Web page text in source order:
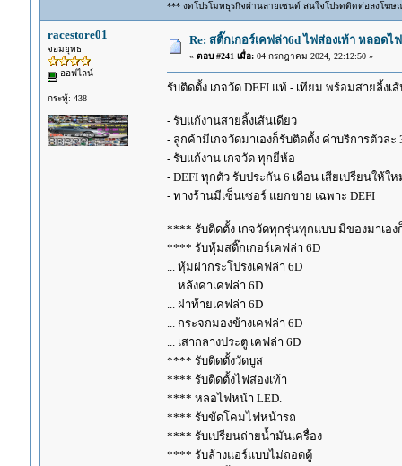
*** งดโปรโมทธุรกิจผ่านลายเซนต์ สนใจโปรดติดต่อลงโฆษ
racestore01
จอมยุทธ
ออฟไลน์
กระทู้: 438
Re: สติ๊กเกอร์เคฟล่า6d ไฟส่องเท้า หลอด
« ตอบ #241 เมื่อ:04 กรกฎาคม 2024, 22:12:50 »
รับติดตั้ง เกจวัด DEFI แท้ - เทียม พร้อมสายลิ้งเ
- รับแก้งานสายลิ้งเส้นเดียว
- ลูกค้ามีเกจวัดมาเองก็รับติดตั้ง ค่าบริการตัวล่
- รับแก้งาน เกจวัด ทุกยี่ห้อ
- DEFI ทุกตัว รับประกัน 6 เดือน เสียเปรียนให้ให
- ทางร้านมีเซ็นเซอร์ แยกขาย เฉพาะ DEFI
**** รับติดตั้ง เกจวัดทุกรุ่นทุกแบบ มีของมาเอง
**** รับหุ้มสติ๊กเกอร์เคฟล่า 6D
... หุ้มฝากระโปรงเคฟล่า 6D
... หลังคาเคฟล่า 6D
... ฝาท้ายเคฟล่า 6D
... กระจกมองข้างเคฟล่า 6D
... เสากลางประตู เคฟล่า 6D
**** รับติดตั้งวัดบูส
**** รับติดตั้งไฟส่องเท้า
**** หลอไฟหน้า LED.
**** รับขัดโคมไฟหน้ารถ
**** รับเปรียนถ่ายน้ำมันเครื่อง
**** รับล้างแอร์แบบไม่ถอดตู้